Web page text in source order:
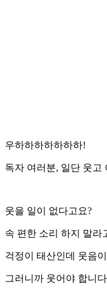
우하하하하하하하!
독자 여러분, 일단 웃고
웃을 일이 없다고요?
속 편한 소리 하지 말라
걱정이 태산인데 웃음
그러니까 웃어야 합니